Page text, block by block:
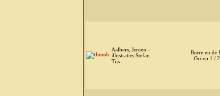
Aalbers, Jeroen -
illustraties Stefan
Tijs
Borre en de
- Groep 1 / 2